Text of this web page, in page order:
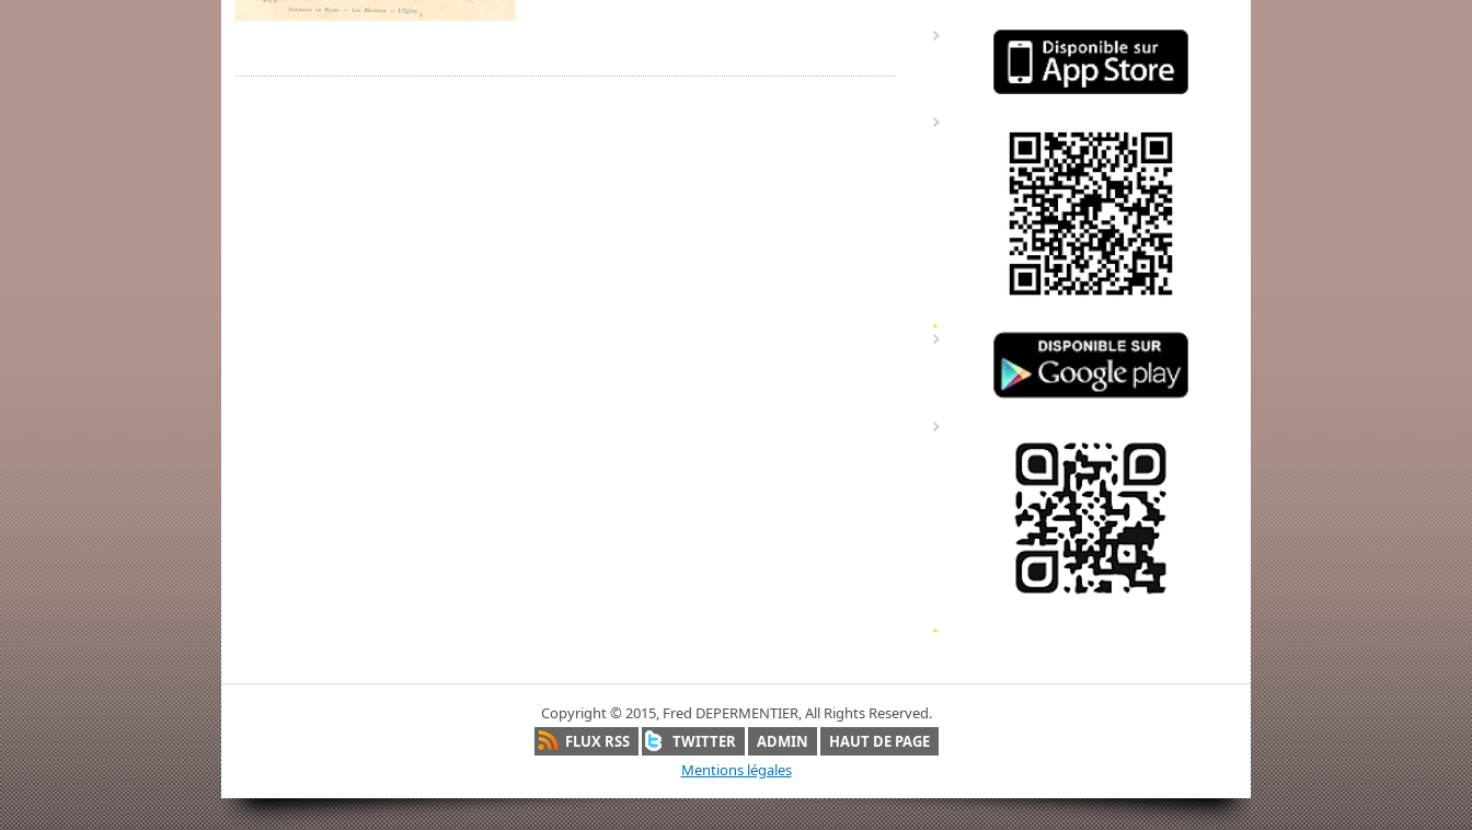
Copyright © 2015, Fred DEPERMENTIER, All Rights Reserved.
FLUX RSS
TWITTER ADMIN
HAUT DE PAGE
Mentions légales